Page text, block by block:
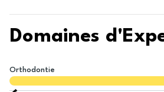
Domaines
Orthodontie